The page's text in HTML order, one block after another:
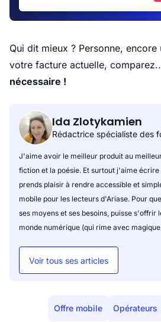
Qui dit mieux ? Personne,
votre facture actuelle,
nécessaire !
Ida Zlotykamien
Rédactrice spécialiste des
J'aime avoir le meilleur produit au
fiction et la poésie. Et surtout j'aime écrire
prends plaisir à rendre accessible et
mobile pour les lecteurs d'Ariase. Pour
ses moyens et ses besoins, puisse s'offrir
monde numérique (qui rime avec magique
Voir tous ses articles
Offre mobile Opérateurs